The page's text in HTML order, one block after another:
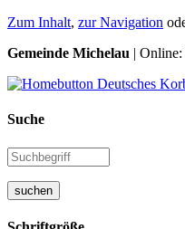
Zum Inhalt, zur Navigation
Gemeinde Michelau |
Suche
suchen